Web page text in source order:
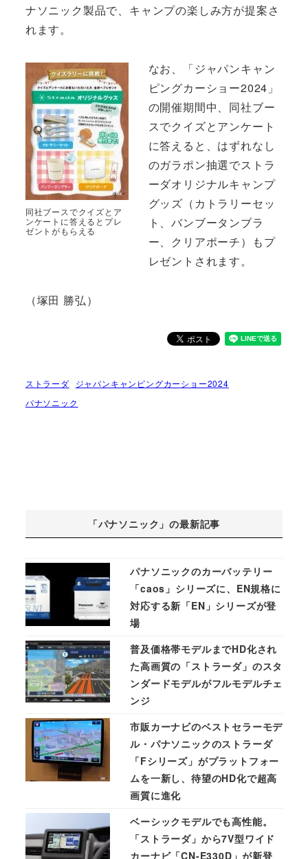
ナソニック製品で、キャンプの楽しみ方が提案さ
れます。
同社ブースでクイズとア
ンケートに答えるとプレ
ゼントがもらえる
なお、「ジャパンキャン
ピングカーショー2024」
の開催期間中、同社ブー
スでクイズとアンケート
に答えると、はずれなし
のガラポン抽選でストラ
ーダオリジナルキャンプ
グッズ（カトラリーセッ
ト、バンブータンブラ
ー、クリアポーチ）もプ
レゼントされます。
（塚田 勝弘）
ストラーダ
ジャパンキャンピングカーショー2024
パナソニック
「パナソニック」の最新記事
パナソニックのカーバッテリー
「caos」シリーズに、EN規格に
対応する新「EN」シリーズが登
場
普及価格帯モデルまでHD化され
た高画質の「ストラーダ」のスタ
ンダードモデルがフルモデルチェ
ンジ
市販カーナビのベストセラーモデ
ル・パナソニックのストラーダ
「Fシリーズ」がプラットフォー
ムを一新し、待望のHD化で超高
画質に進化
ベーシックモデルでも高性能。
「ストラーダ」から7V型ワイド
カーナビ「CN-E330D」が新登